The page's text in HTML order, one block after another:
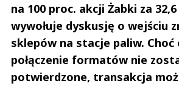
na 100 proc. akcji Żabki za 32,6
wywołuje dyskusję o wejściu
sklepów na stacje paliw. Choć
połączenie formatów nie
potwierdzone, transakcja